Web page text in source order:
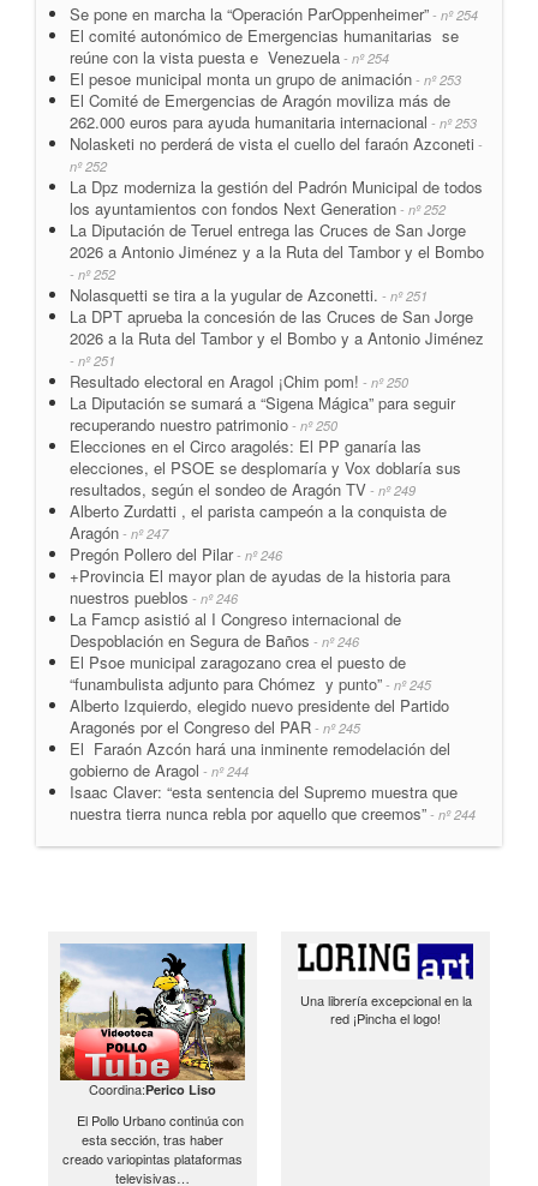
Se pone en marcha la “Operación ParOppenheimer” - nº 254
El comité autonómico de Emergencias humanitarias se
reúne con la vista puesta e Venezuela - nº 254
El pesoe municipal monta un grupo de animación - nº 253
El Comité de Emergencias de Aragón moviliza más de
262.000 euros para ayuda humanitaria internacional - nº 253
Nolasketi no perderá de vista el cuello del faraón Azconeti -
nº 252
La Dpz moderniza la gestión del Padrón Municipal de todos
los ayuntamientos con fondos Next Generation - nº 252
La Diputación de Teruel entrega las Cruces de San Jorge
2026 a Antonio Jiménez y a la Ruta del Tambor y el Bombo
- nº 252
Nolasquetti se tira a la yugular de Azconetti. - nº 251
La DPT aprueba la concesión de las Cruces de San Jorge
2026 a la Ruta del Tambor y el Bombo y a Antonio Jiménez
- nº 251
Resultado electoral en Aragol ¡Chim pom! - nº 250
La Diputación se sumará a “Sigena Mágica” para seguir
recuperando nuestro patrimonio - nº 250
Elecciones en el Circo aragolés: El PP ganaría las
elecciones, el PSOE se desplomaría y Vox doblaría sus
resultados, según el sondeo de Aragón TV - nº 249
Alberto Zurdatti , el parista campeón a la conquista de
Aragón - nº 247
Pregón Pollero del Pilar- nº 246
+Provincia El mayor plan de ayudas de la historia para
nuestros pueblos - nº 246
La Famcp asistió al I Congreso internacional de
Despoblación en Segura de Baños - nº 246
El Psoe municipal zaragozano crea el puesto de
“funambulista adjunto para Chómez y punto” - nº 245
Alberto Izquierdo, elegido nuevo presidente del Partido
Aragonés por el Congreso del PAR - nº 245
El Faraón Azcón hará una inminente remodelación del
gobierno de Aragol - nº 244
Isaac Claver: “esta sentencia del Supremo muestra que
nuestra tierra nunca rebla por aquello que creemos” - nº 244
Coordina:Perico Liso
El Pollo Urbano continúa con
esta sección, tras haber
creado variopintas plataformas
televisivas…
Una librería excepcional en la
red ¡Pincha el logo!